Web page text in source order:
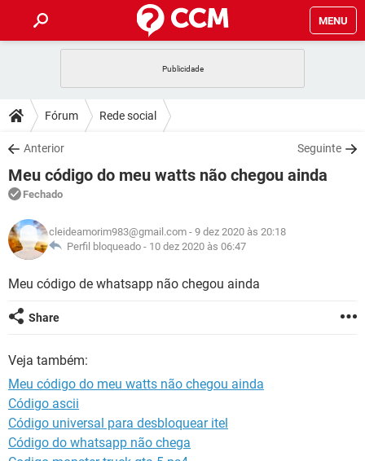
MENU
CELULAR
OUTLOOK
INSTAGRAM GMAIL
GUIA DE COMPRAS
DICAS
JOGOS
OUTLOOK
INSTAGRAM
GUIA DE COMPRAS
DOWNLOADS
JOGOS WHATSAPP
CELULAR
OUTLOOK EXCEL
INSTAGRAM
GUIA DE COMPRAS
FÓRUM
JOGOS
CELULAR FACEBOOK
GLOSSÁRIO
JOGOS
CELULAR FACEBOOK
OUTLOOK
GUIA DE COMPRAS
Fórum Rede social
Anterior Seguinte
Meu código do meu watts não chegou ainda
Fechado
cleideamorim983@gmail.com - 9 dez 2020 às 20:18
Perfil bloqueado - 10 dez 2020 às 06:47
Meu código de whatsapp não chegou ainda
Share
Veja também:
Meu código do meu watts não chegou ainda
Código ascii
Código universal para desbloquear itel
Código do whatsapp não chega